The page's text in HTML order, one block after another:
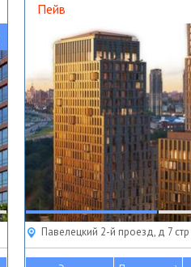
Пейв
Павелецкий 2-й проезд, д 7